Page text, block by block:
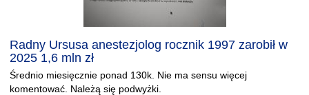
Radny Ursusa anestezjolog rocznik 1997 zarobił w
2025 1,6 mln zł
Średnio miesięcznie ponad 130k. Nie ma sensu więcej
komentować. Należą się podwyżki.